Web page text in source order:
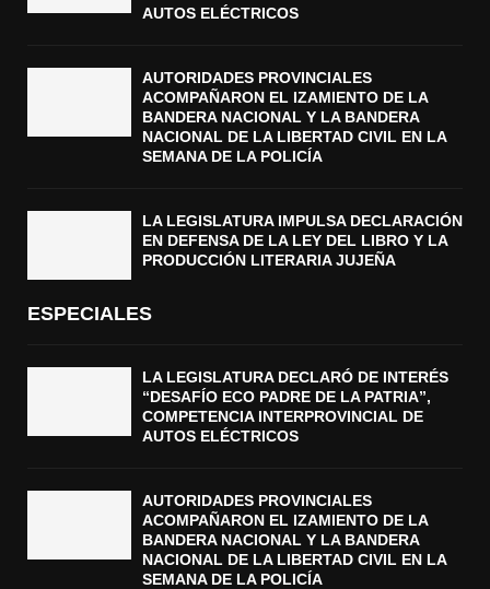
AUTOS ELÉCTRICOS
AUTORIDADES PROVINCIALES
ACOMPAÑARON EL IZAMIENTO DE LA
BANDERA NACIONAL Y LA BANDERA
NACIONAL DE LA LIBERTAD CIVIL EN LA
SEMANA DE LA POLICÍA
LA LEGISLATURA IMPULSA DECLARACIÓN
EN DEFENSA DE LA LEY DEL LIBRO Y LA
PRODUCCIÓN LITERARIA JUJEÑA
ESPECIALES
LA LEGISLATURA DECLARÓ DE INTERÉS
“DESAFÍO ECO PADRE DE LA PATRIA”,
COMPETENCIA INTERPROVINCIAL DE
AUTOS ELÉCTRICOS
AUTORIDADES PROVINCIALES
ACOMPAÑARON EL IZAMIENTO DE LA
BANDERA NACIONAL Y LA BANDERA
NACIONAL DE LA LIBERTAD CIVIL EN LA
SEMANA DE LA POLICÍA